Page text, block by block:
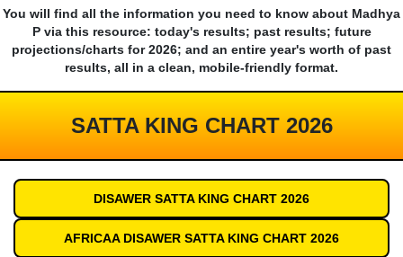
You will find all the information you need to know about Madhya
P via this resource: today's results; past results; future
projections/charts for 2026; and an entire year's worth of past
results, all in a clean, mobile-friendly format.
SATTA KING CHART 2026
DISAWER SATTA KING CHART 2026
AFRICAA DISAWER SATTA KING CHART 2026